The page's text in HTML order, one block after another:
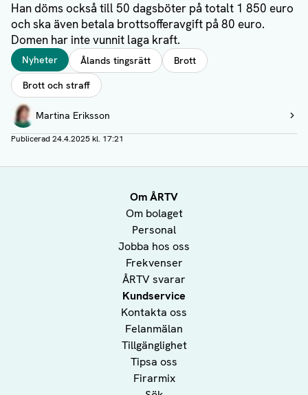
Han döms också till 50 dagsböter på totalt 1 850 euro
och ska även betala brottsofferavgift på 80 euro.
Domen har inte vunnit laga kraft.
Taggar
Nyheter Ålands tingsrätt
Brott
Brott och straff
Författare
Martina Eriksson
Visa profil
Publicerad24.4.2025 kl. 17:21
Om ÅRTV
Om bolaget
Personal
Jobba hos oss
Frekvenser
ÅRTV svarar
Kundservice
Kontakta oss
Felanmälan
Tillgänglighet
Tipsa oss
Firarmix